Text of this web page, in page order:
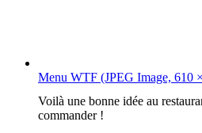
Menu WTF (JPEG Image, 610
Voilà une bonne idée au
commander !